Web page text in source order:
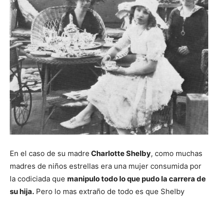
En el caso de su madre Charlotte Shelby, como muchas
madres de niños estrellas era una mujer consumida por
la codiciada que manipulo todo lo que pudo la carrera de
su hija. Pero lo mas extraño de todo es que Shelby